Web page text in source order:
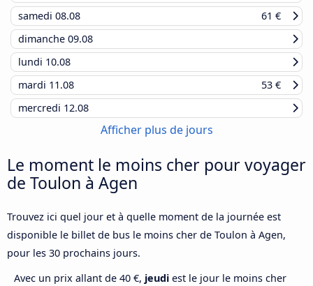
samedi 08.08
61 €
dimanche 09.08
lundi 10.08
mardi 11.08
53 €
mercredi 12.08
Afficher plus de jours
Le moment le moins cher pour voyager
de Toulon à Agen
Trouvez ici quel jour et à quelle moment de la journée est
disponible le billet de bus le moins cher de Toulon à Agen,
pour les 30 prochains jours.
Avec un prix allant de 40 €, jeudi est le jour le moins cher